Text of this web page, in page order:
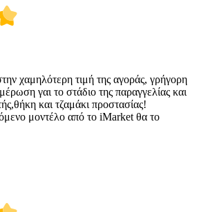
χαμηλότερη τιμή της αγοράς, γρήγορη
γαι το στάδιο της παραγγελίας και
και τζαμάκι προστασίας!
μοντέλο από το iMarket θα το